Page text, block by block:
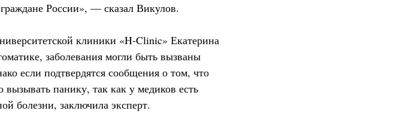
России», — сказал Викулов.
клиники «H-Clinic» Екатерина
заболевания могли быть вызваны
если подтвердятся сообщения о том, что
панику, так как у медиков есть
болезни, заключила эксперт.